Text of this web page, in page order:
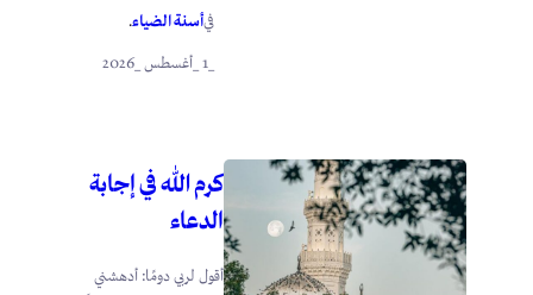
فيأسنة الضياء.
_1 _أغسطس _2026
كرم الله في إجابة
الدعاء
أقول لربي دومًا: أدهشني